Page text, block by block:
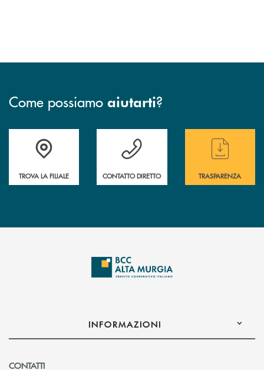
Come possiamo aiutarti?
Accedi all' elenco completo delle filiali
TROVA LA FILIALE
Hai bisogno di assistenza immediata ?
CONTATTO DIRETTO
Hai bisogno di
TRASPARENZA
INFORMAZIONI
CONTATTI